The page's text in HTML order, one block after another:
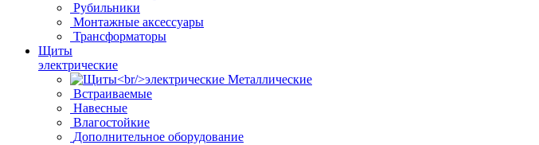
Рубильники
Монтажные аксессуары
Трансформаторы
Щиты
электрические
Металлические
Встраиваемые
Навесные
Влагостойкие
Дополнительное оборудование